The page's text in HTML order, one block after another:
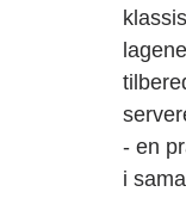
- en
i